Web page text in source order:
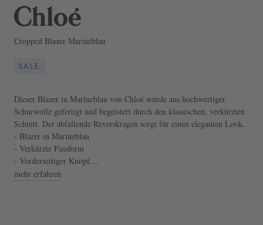
Cropped Blazer Marineblau
SALE
Dieser Blazer in Marineblau von Chloé wurde aus hochwertiger
Schurwolle gefertigt und begeistert durch den klassischen, verkürzten
Schnitt. Der abfallende Reverskragen sorgt für einen eleganten Look.
- Blazer in Marineblau
- Verkürzte Passform
- Vorderseitiger Knopf
- Geknöpfter Ärmelsaum
mehr erfahren